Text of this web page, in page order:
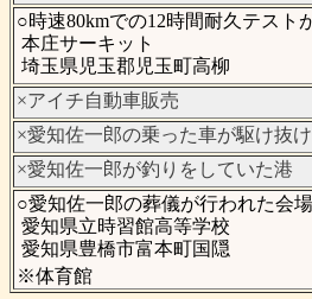
○時速80kmでの12時間耐久テスト
本庄サーキット
埼玉県児玉郡児玉町高柳
×アイチ自動車販売
×愛知佐一郎の乗った車が駆け抜
×愛知佐一郎が釣りをしていた港
○愛知佐一郎の葬儀が行われた会場
愛知県立時習館高等学校
愛知県豊橋市富本町国隠
※体育館